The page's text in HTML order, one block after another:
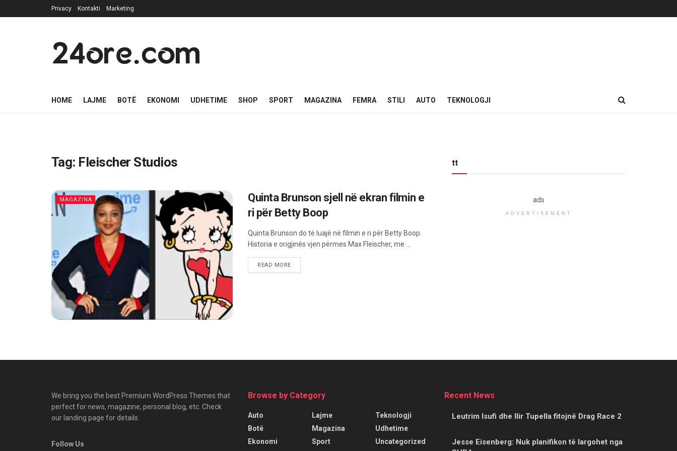
Privacy Kontakti Marketing
24ore.com
HOME LAJME BOTË EKONOMI UDHETIME SHOP SPORT MAGAZINA FEMRA STILI AUTO TEKNOLOGJI
Tag: Fleischer Studios
MAGAZINA
Quinta Brunson sjell në ekran filmin e
ri për Betty Boop
Quinta Brunson do të luajë në filmin e ri për Betty Boop.
Historia e origjinës vjen përmes Max Fleischer, me ...
READ MORE
tt
ads
ADVERTISEMENT
We bring you the best Premium WordPress Themes that
perfect for news, magazine, personal blog, etc. Check
our landing page for details.
Follow Us
Browse by Category
Auto
Botë
Ekonomi
Lajme
Magazina
Sport
Teknologji
Udhetime
Uncategorized
Recent News
Leutrim Isufi dhe Ilir Tupella fitojnë Drag Race 2
Jesse Eisenberg: Nuk planifikon të largohet nga